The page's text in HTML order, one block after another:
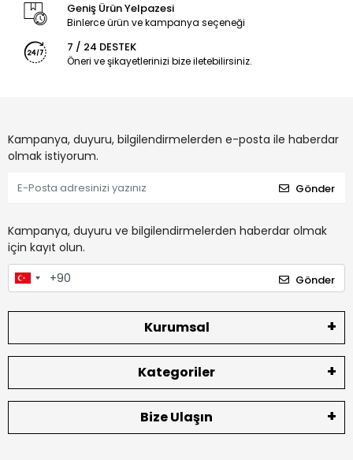
Geniş Ürün Yelpazesi
Binlerce ürün ve kampanya seçeneği
7 / 24 DESTEK
Öneri ve şikayetlerinizi bize iletebilirsiniz.
Kampanya, duyuru, bilgilendirmelerden e-posta ile haberdar
olmak istiyorum.
Gönder
Kampanya, duyuru ve bilgilendirmelerden haberdar olmak
için kayıt olun.
Gönder
Kurumsal
Kategoriler
Bize Ulaşın